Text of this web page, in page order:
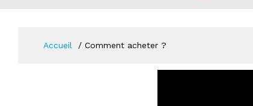
Accueil Comment acheter ?